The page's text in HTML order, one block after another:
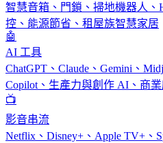
智慧音箱、門鎖、掃地機器人、
控、能源節省、租屋族智慧家居
🤖
AI 工具
ChatGPT、Claude、Gemini、
Copilot、生產力與創作 AI、商業
📺
影音串流
Netflix、Disney+、Apple TV+、